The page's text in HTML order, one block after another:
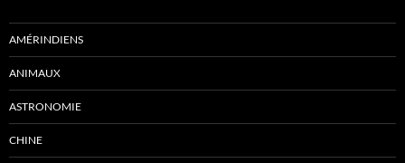
AMÉRINDIENS
ANIMAUX
ASTRONOMIE
CHINE